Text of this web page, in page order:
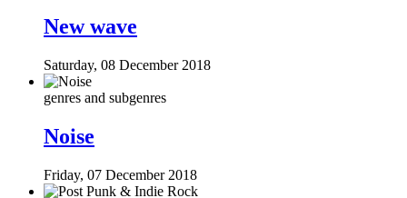
New wave
Saturday, 08 December 2018
genres and subgenres
Noise
Friday, 07 December 2018